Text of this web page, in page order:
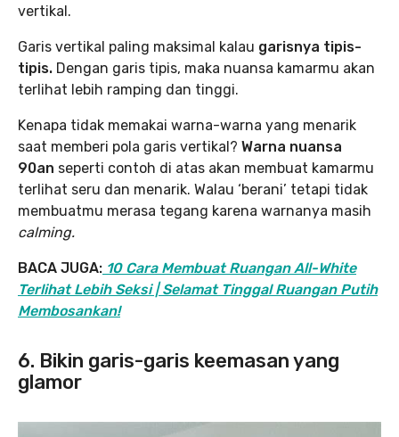
vertikal.
Garis vertikal paling maksimal kalau garisnya tipis-
tipis. Dengan garis tipis, maka nuansa kamarmu akan
terlihat lebih ramping dan tinggi.
Kenapa tidak memakai warna-warna yang menarik
saat memberi pola garis vertikal? Warna nuansa
90an seperti contoh di atas akan membuat kamarmu
terlihat seru dan menarik. Walau ‘berani’ tetapi tidak
membuatmu merasa tegang karena warnanya masih
calming.
BACA JUGA: 10 Cara Membuat Ruangan All-White
Terlihat Lebih Seksi | Selamat Tinggal Ruangan Putih
Membosankan!
6. Bikin garis-garis keemasan yang
glamor